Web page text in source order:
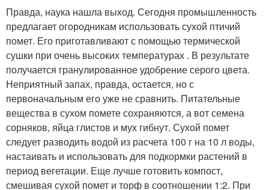
Правда, наука нашла выход. Сегодня промышленность
предлагает огородникам использовать сухой птичий
помет. Его приготавливают с помощью термической
сушки при очень высоких температурах . В результате
получается гранулированное удобрение серого цвета.
Неприятный запах, правда, остается, но с
первоначальным его уже не сравнить. Питательные
вещества в сухом помете сохраняются, а вот семена
сорняков, яйца глистов и мух гибнут. Сухой помет
следует разводить водой из расчета 100 г на 10 л воды,
настаивать и использовать для подкормки растений в
период вегетации. Еще лучше готовить компост,
смешивая сухой помет и торф в соотношении 1:2. При